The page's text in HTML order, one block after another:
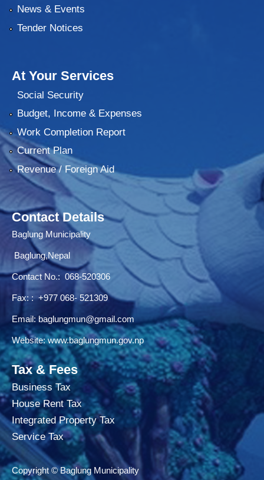
News & Events
Tender Notices
At Your Services
Social Security
Budget, Income & Expenses
Work Completion Report
Current Plan
Revenue / Foreign Aid
Contact Details
Baglung Municipality
Baglung,Nepal
Contact No.: 068-520306
Fax: : +977 068- 521309
Email: baglungmun@gmail.com
Website:www.baglungmun.gov.np
Tax & Fees
Business Tax
House Rent Tax
Integrated Property Tax
Service Tax
Copyright © Baglung Municipality